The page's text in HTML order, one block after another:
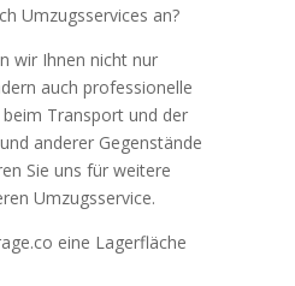
Umzugsservices an?
wir Ihnen nicht nur
auch professionelle
Transport und der
anderer Gegenstände
Sie uns für weitere
Umzugsservice.
eine Lagerfläche